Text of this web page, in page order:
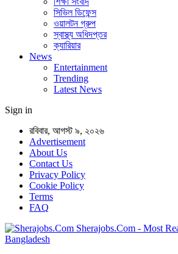
সিভিল ডিফেন্স
ওয়ালটন গ্রুপ
স্বাস্থ্য অধিদপ্তর
ক্যারিয়ার
News
Entertainment
Trending
Latest News
Sign in
রবিবার, আগস্ট ৯, ২০২৬
Advertisement
About Us
Contact Us
Privacy Policy
Cookie Policy
Terms
FAQ
Sherajobs.Com - Most
Bangladesh